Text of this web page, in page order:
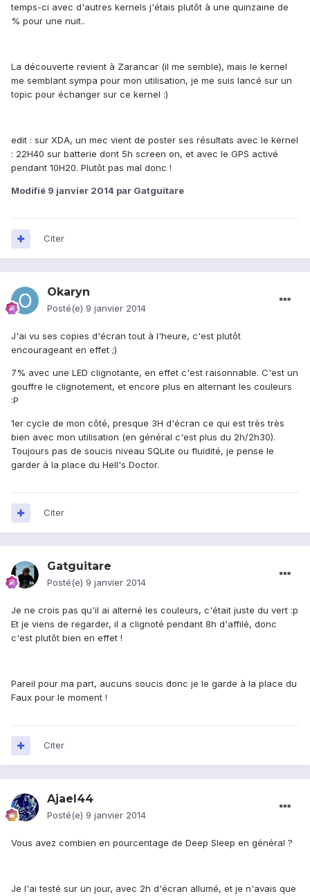
temps-ci avec d'autres kernels j'étais plutôt à une quinzaine de
% pour une nuit..
La découverte revient à Zarancar (il me semble), mais le kernel
me semblant sympa pour mon utilisation, je me suis lancé sur un
topic pour échanger sur ce kernel :)
edit : sur XDA, un mec vient de poster ses résultats avec le kernel
: 22H40 sur batterie dont 5h screen on, et avec le GPS activé
pendant 10H20. Plutôt pas mal donc !
Modifié 9 janvier 2014 par Gatguitare
Citer
Okaryn
Posté(e) 9 janvier 2014
J'ai vu ses copies d'écran tout à l'heure, c'est plutôt
encourageant en effet ;)
7% avec une LED clignotante, en effet c'est raisonnable. C'est un
gouffre le clignotement, et encore plus en alternant les couleurs
:P
1er cycle de mon côté, presque 3H d'écran ce qui est très très
bien avec mon utilisation (en général c'est plus du 2h/2h30).
Toujours pas de soucis niveau SQLite ou fluidité, je pense le
garder à la place du Hell's Doctor.
Citer
Gatguitare
Posté(e) 9 janvier 2014
Je ne crois pas qu'il ai alterné les couleurs, c'était juste du vert :p
Et je viens de regarder, il a clignoté pendant 8h d'affilé, donc
c'est plutôt bien en effet !
Pareil pour ma part, aucuns soucis donc je le garde à la place du
Faux pour le moment !
Citer
Ajael44
Posté(e) 9 janvier 2014
Vous avez combien en pourcentage de Deep Sleep en général ?
Je l'ai testé sur un jour, avec 2h d'écran allumé, et je n'avais que